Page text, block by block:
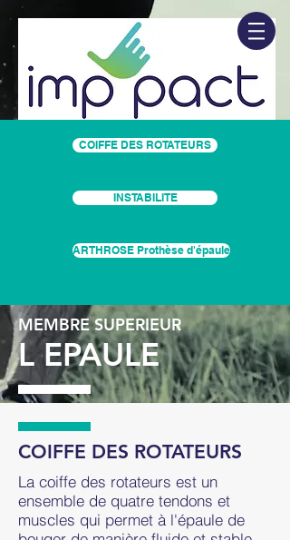
COIFFE DES ROTATEURS
INSTABILITE
ARTHROSE Prothèse d'épaule
MEMBRE SUPERIEUR
L EPAULE
COIFFE DES ROTATEURS
La coiffe des rotateurs est un
ensemble de quatre tendons et
muscles qui permet à l'épaule de